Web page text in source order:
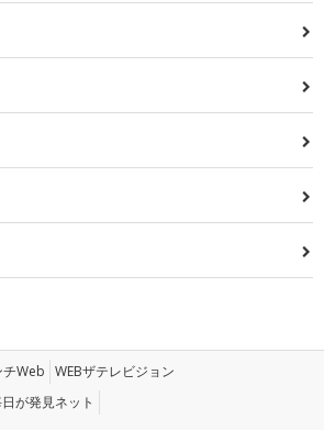
チWeb WEBザテレビジョン
が発見ネット